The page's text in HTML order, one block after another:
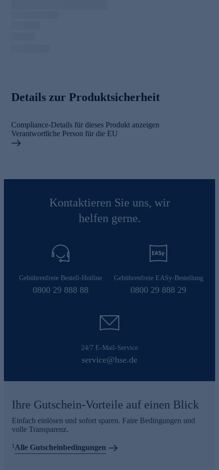
Details zur Produktsicherheit
Compliance-Details für dieses Produkt anzeigen
Verantwortliche Person für die EU
Kontaktieren Sie uns, wir
helfen gerne.
Gebührenfreie Bestell-Hotline
0800 29 888 88
Gebührenfreie EASy-Bestellung
0800 29 888 29
24/7 E-Mail-Service
service@hse.de
Ihre Gutschein-Vorteile auf einen Blick
Einfach einlösen und sofort sparen. Faire Bedingungen und
volle Transparenz.
1 Alle Gutscheinbedingungen